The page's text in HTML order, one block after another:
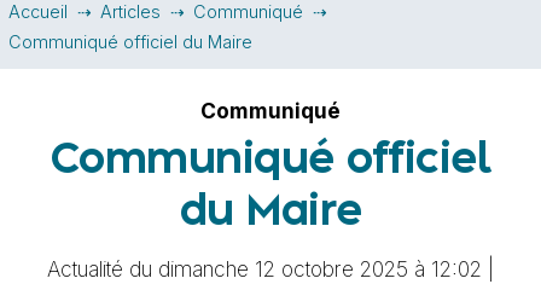
Accueil Articles
Communiqué
Communiqué officiel du Maire
Communiqué
Communiqué officiel
du Maire
Actualité du dimanche 12 octobre 2025 à 12:02 |